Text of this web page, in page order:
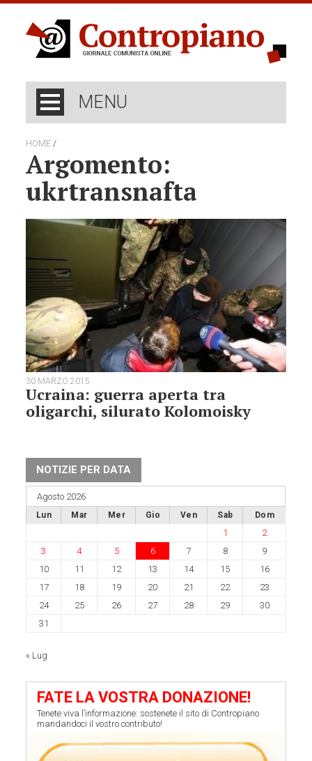
MENU
HOME /
Argomento:
ukrtransnafta
30 MARZO 2015
Ucraina: guerra aperta tra
oligarchi, silurato Kolomoisky
NOTIZIE PER DATA
Agosto 2026
Lun Mar Mer Gio Ven Sab Dom
1
2
3
4 5 6 7 8
9
10
11 12 13 14 15
16
17
18 19 20 21 22
23
24
25 26 27 28 29
30
31
« Lug
FATE LA VOSTRA DONAZIONE!
Tenete viva l’informazione: sostenete il sito di Contropiano
mandandoci il vostro contributo!